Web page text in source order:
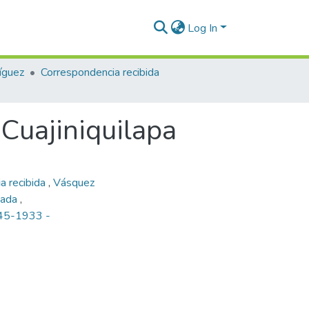
Log In
Correspondencia recibida
recibida , Vásquez
,
1933 -